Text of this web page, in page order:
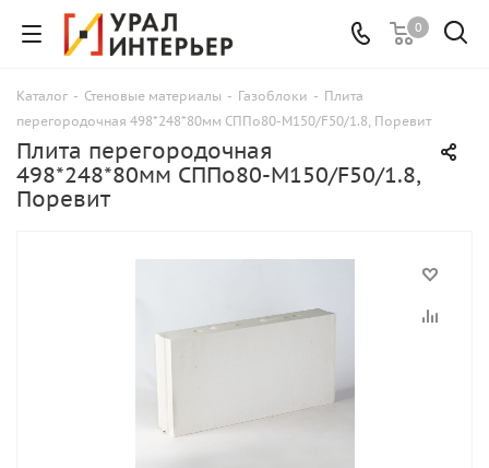
0
Каталог - Стеновые материалы - Газоблоки - Плита
перегородочная 498*248*80мм СППо80-М150/F50/1.8, Поревит
Плита перегородочная
498*248*80мм СППо80-М150/F50/1.8,
Поревит